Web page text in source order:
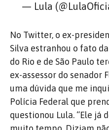
— Lula
No Twitter, o ex-
Silva estranhou o fato
do Rio e de São Paulo
ex-assessor do senador
uma dúvida que me
Polícia Federal que
questionou Lula. “Ele já